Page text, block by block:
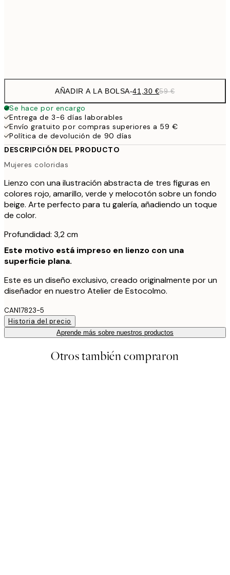
AÑADIR A LA BOLSA-41,30 €59 €
Se hace por encargo
Entrega de 3-6 días laborables
Envío gratuito por compras superiores a 59 €
Política de devolución de 90 días
DESCRIPCIÓN DEL PRODUCTO
Mujeres coloridas
Lienzo con una ilustración abstracta de tres figuras en
colores rojo, amarillo, verde y melocotón sobre un fondo
beige. Arte perfecto para tu galería, añadiendo un toque
de color.
Profundidad: 3,2 cm
Este motivo está impreso en lienzo con una
superficie plana.
Este es un diseño exclusivo, creado originalmente por un
diseñador en nuestro Atelier de Estocolmo.
CAN17823-5
Historia del precio
Aprende más sobre nuestros productos
Otros también compraron